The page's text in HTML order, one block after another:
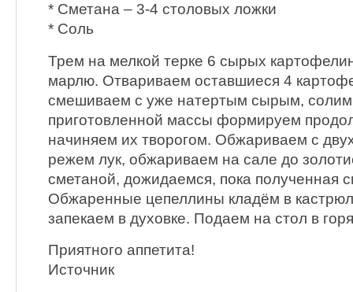
* Сметана – 3-4 столовых ложки
* Соль
Трем на мелкой терке 6 сырых
марлю. Отвариваем оставшиеся 4
смешиваем с уже натертым сырым, солим
приготовленной массы формируем
начиняем их творогом. Обжариваем с
режем лук, обжариваем на сале до
сметаной, дожидаемся, пока полученная
Обжаренные цепеллины кладём в
запекаем в духовке. Подаем на стол в
Приятного аппетита!
Источник